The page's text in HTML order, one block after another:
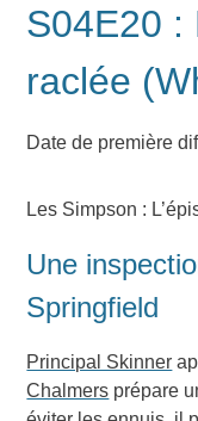
S04E20 :
raclée
Date de première
Les Simpson :
Une
Springfield
Principal Skinner
Chalmers prépare